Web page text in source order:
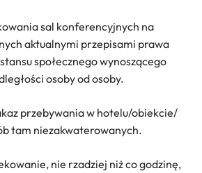
sal konferencyjnych na
aktualnymi przepisami prawa
społecznego wynoszącego
osoby od osoby.
przebywania w hotelu/obiekcie/
tam niezakwaterowanych.
nie rzadziej niż co godzinę,